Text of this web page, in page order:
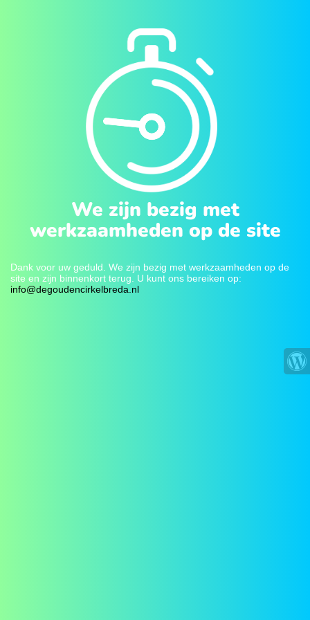
We zijn bezig met
werkzaamheden op de site
Dank voor uw geduld. We zijn bezig met werkzaamheden op de
site en zijn binnenkort terug. U kunt ons bereiken op:
info@degoudencirkelbreda.nl